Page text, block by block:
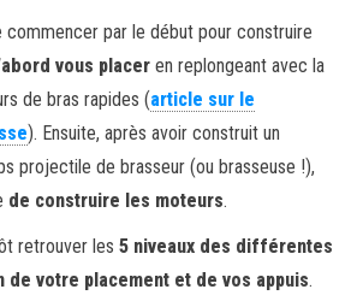
commencer par le début pour construire
vous placer en replongeant avec la
de bras rapides (article sur le
). Ensuite, après avoir construit un
projectile de brasseur (ou brasseuse !),
de construire les moteurs.
retrouver les 5 niveaux des différentes
de votre placement et de vos appuis.